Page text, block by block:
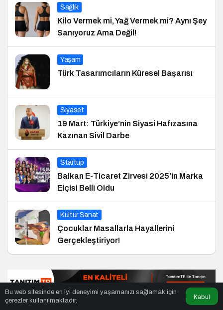
Sağlık
Kilo Vermek mi, Yağ Vermek mi? Aynı Şey
Sanıyoruz Ama Değil!
Yaşam
Türk Tasarımcıların Küresel Başarısı
Siyaset
19 Mart: Türkiye’nin Siyasi Hafızasına
Kazınan Sivil Darbe
Startup
Balkan E-Ticaret Zirvesi 2025’in Marka
Elçisi Belli Oldu
Kültür Sanat
Çocuklar Masallarla Hayallerini
Gerçekleştiriyor!
Bu web sitesinde en iyi deneyimi yaşamanızı sağlamak için
çerezler kullanılmaktadır.
Kabul